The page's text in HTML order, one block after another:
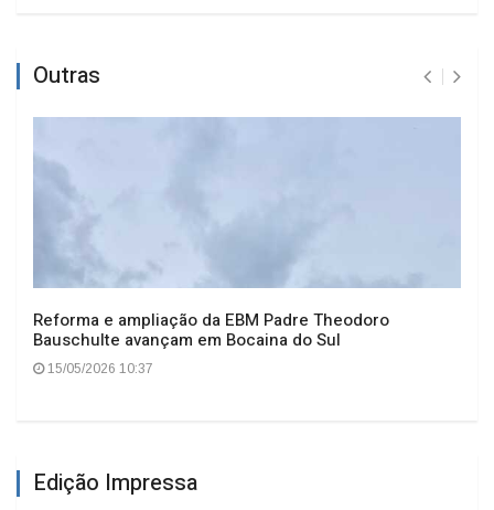
Outras
Reforma e ampliação da EBM Padre Theodoro
Bauschulte avançam em Bocaina do Sul
15/05/2026 10:37
Edição Impressa